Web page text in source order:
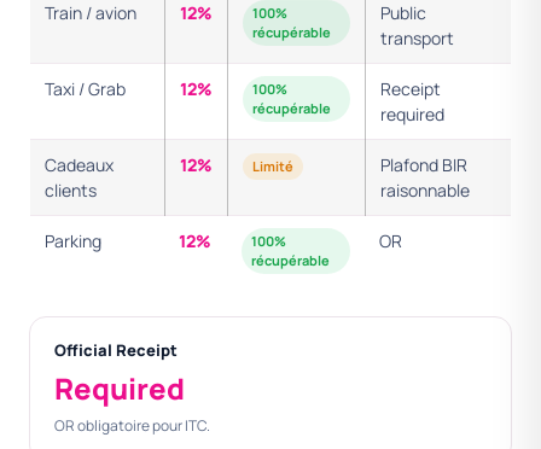
Train / avion 12%
100%
récupérable
Public
transport
Taxi / Grab 12%
100%
récupérable
Receipt
required
Cadeaux
clients
12% Limité
Plafond BIR
raisonnable
Parking 12%
100%
récupérable
OR
Official Receipt
Required
OR obligatoire pour ITC.